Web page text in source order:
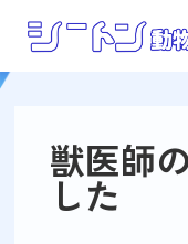
獣医師
した